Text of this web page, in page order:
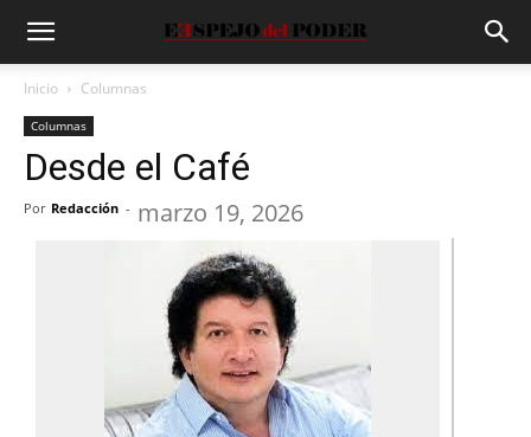
Inicio Columnas
Columnas
Desde el Café
Por Redacción - marzo 19, 2026